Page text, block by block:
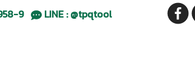
9 LINE : @tpqtool